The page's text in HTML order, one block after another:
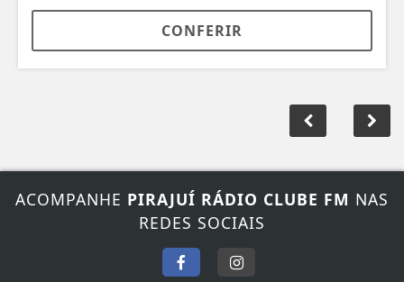
CONFERIR
ACOMPANHE PIRAJUÍ RÁDIO CLUBE FM NAS
REDES SOCIAIS